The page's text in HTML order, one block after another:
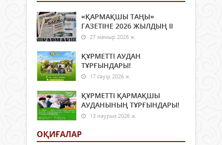
«ҚАРМАҚШЫ ТАҢЫ»
ГАЗЕТІНЕ 2026 ЖЫЛДЫҢ ІI
27 мамыр 2026 ж.
ҚҰРМЕТТІ АУДАН
ТҰРҒЫНДАРЫ!
17 сәуір 2026 ж.
ҚҰРМЕТТІ ҚАРМАҚШЫ
АУДАНЫНЫҢ ТҰРҒЫНДАРЫ!
13 наурыз 2026 ж.
ОҚИҒАЛАР